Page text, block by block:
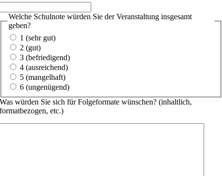
Welche Schulnote würden Sie der Veranstaltung insgesamt
geben?
1 (sehr gut)
2 (gut)
3 (befriedigend)
4 (ausreichend)
5 (mangelhaft)
6 (ungenügend)
Was würden Sie sich für Folgeformate wünschen? (inhaltlich,
formatbezogen, etc.)